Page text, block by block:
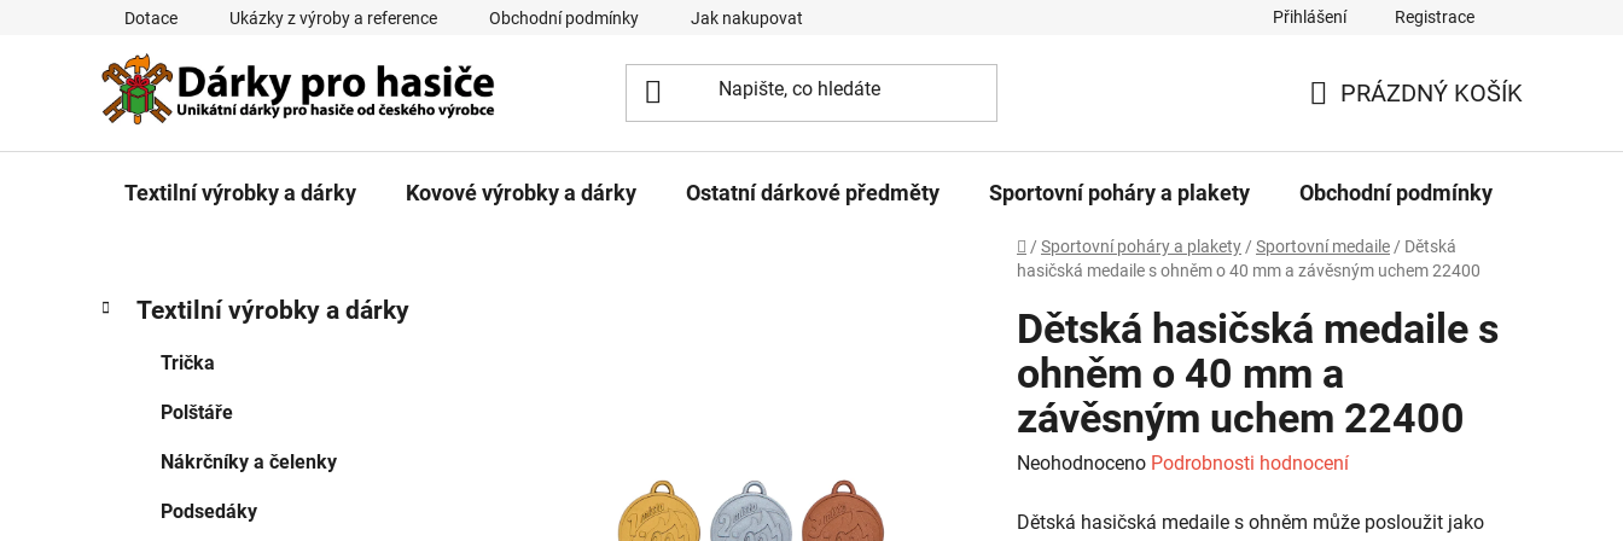
Dotace Ukázky z výroby a reference Obchodní podmínky Jak nakupovat Přihlášení Registrace
KOŠÍK
PRÁZDNÝ KOŠÍK
Textilní výrobky a dárky Kovové výrobky a dárky Ostatní dárkové předměty Sportovní poháry a plakety Obchodní podmínky
Domů
/ Sportovní poháry a plakety / Sportovní medaile / Dětská
hasičská medaile s ohněm o 40 mm a závěsným uchem 22400
P
kategorie
a
Textilní výrobky a dárky
Trička
Polštáře
Nákrčníky a čelenky
Podsedáky
Dětská hasičská medaile s
ohněm o 40 mm a
závěsným uchem 22400
Průměrné
produktu
Neohodnoceno Podrobnosti hodnocení
Dětská hasičská medaile s ohněm může posloužit jako